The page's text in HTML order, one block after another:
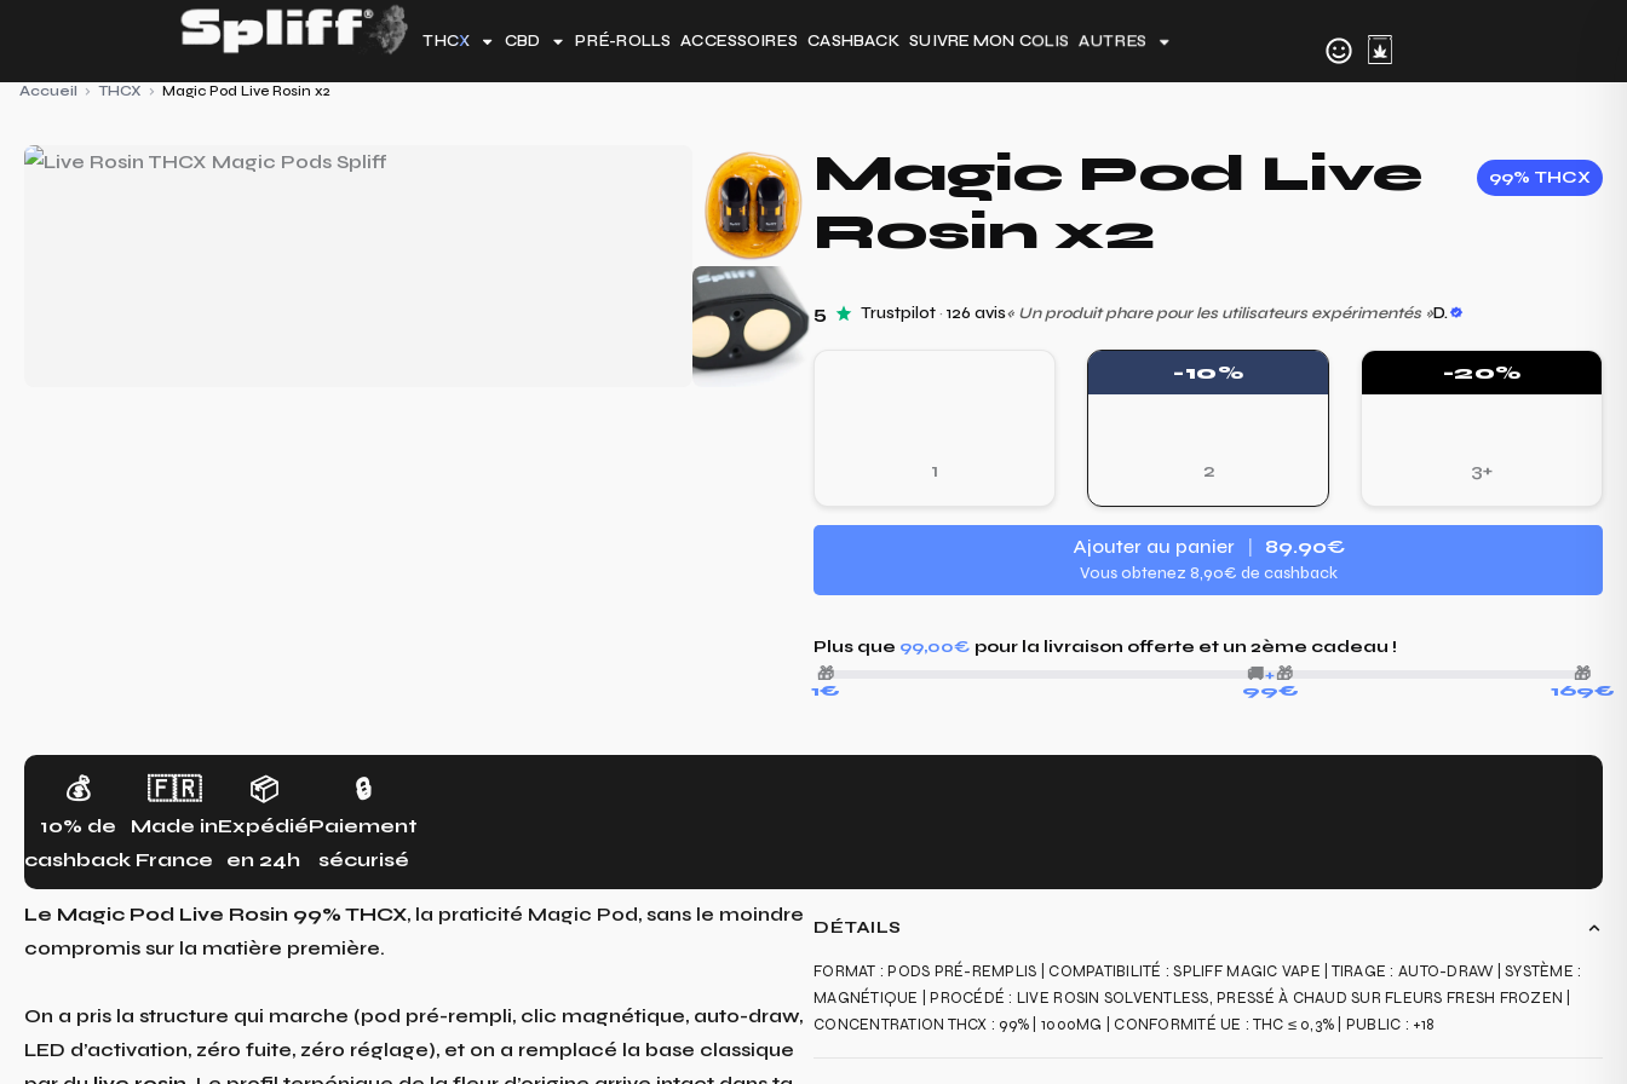
contenu
THCX CBD PRÉ-ROLLS ACCESSOIRES CASHBACK SUIVRE MON COLIS AUTRES
Accueil › THCX › Magic Pod Live Rosin x2
Magic Pod Live
Rosin x2
99% THCX
5 Trustpilot· 126 avis« Un produit phare pour les utilisateurs expérimentés »D.
1
-10%
2
-20%
3+
Ajouter au panier 89.90€
Vous obtenez 8,90€ de cashback
Plus que 99,00€ pour la livraison offerte et un 2ème cadeau !
🎁
🚚+🎁 🎁
1€ 99€ 169€
💰
10% de
cashback
🇫🇷
Made in
France
📦
Expédié
en 24h
🔒
Paiement
sécurisé
Le Magic Pod Live Rosin 99% THCX, la praticité Magic Pod, sans le moindre
compromis sur la matière première.
On a pris la structure qui marche (pod pré-rempli, clic magnétique, auto-draw,
LED d’activation, zéro fuite, zéro réglage), et on a remplacé la base classique
DÉTAILS
FORMAT : PODS PRÉ-REMPLIS | COMPATIBILITÉ : SPLIFF MAGIC VAPE | TIRAGE : AUTO-DRAW | SYSTÈME :
MAGNÉTIQUE | PROCÉDÉ : LIVE ROSIN SOLVENTLESS, PRESSÉ À CHAUD SUR FLEURS FRESH FROZEN |
CONCENTRATION THCX : 99% | 1000MG | CONFORMITÉ UE : THC ≤ 0,3% | PUBLIC : +18